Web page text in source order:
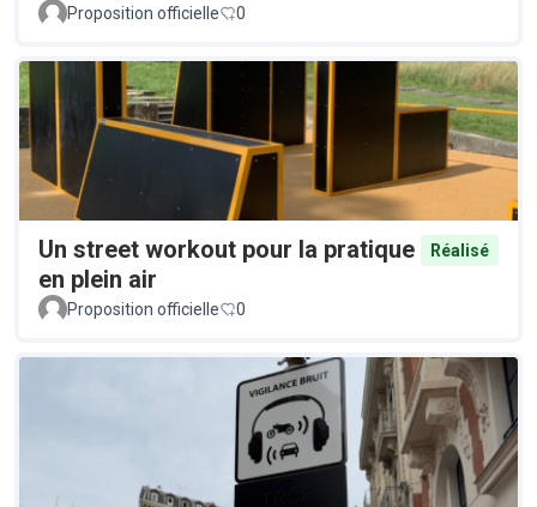
Proposition officielle 0
Un street workout pour la pratique
en plein air
Réalisé
Proposition officielle 0